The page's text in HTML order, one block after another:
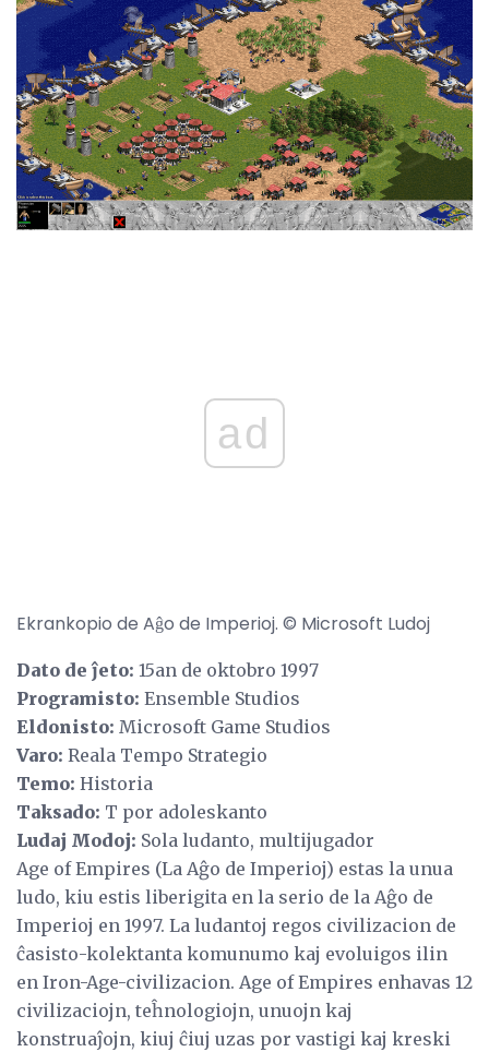
ad
Ekrankopio de Aĝo de Imperioj. © Microsoft Ludoj
Dato de ĵeto: 15an de oktobro 1997
Programisto: Ensemble Studios
Eldonisto: Microsoft Game Studios
Varo: Reala Tempo Strategio
Temo: Historia
Taksado: T por adoleskanto
Ludaj Modoj: Sola ludanto, multijugador
Age of Empires (La Aĝo de Imperioj) estas la unua
ludo, kiu estis liberigita en la serio de la Aĝo de
Imperioj en 1997. La ludantoj regos civilizacion de
ĉasisto-kolektanta komunumo kaj evoluigos ilin
en Iron-Age-civilizacion. Age of Empires enhavas 12
civilizaciojn, teĥnologiojn, unuojn kaj
konstruaĵojn, kiuj ĉiuj uzas por vastigi kaj kreski